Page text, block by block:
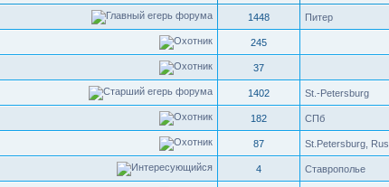
1448 Питер
245
37
1402 St.-Petersburg
182 СПб
87 St.Petersburg,
4 Ставрополье